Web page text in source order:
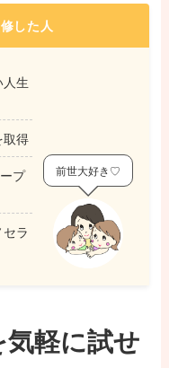
した人
生
取得
プ
ラ
前世大好き♡
軽に試せ